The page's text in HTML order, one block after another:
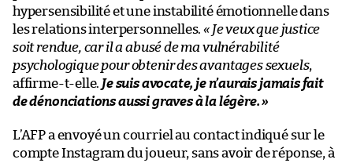
hypersensibilité et une instabilité émotionnelle dans
les relations interpersonnelles.« Je veux que justice
soit rendue, car il a abusé de ma vulnérabilité
psychologique pour obtenir des avantages sexuels,
affirme-t-elle. Je suis avocate, je n’aurais jamais fait
de dénonciations aussi graves à la légère. »
L’AFP a envoyé un courriel au contact indiqué sur le
compte Instagram du joueur, sans avoir de réponse, à